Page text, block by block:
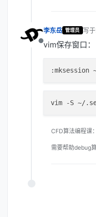
离线
李东岳 管理员 写于
最
vim保存窗口：
CFD算法编程课：
需要帮助debug